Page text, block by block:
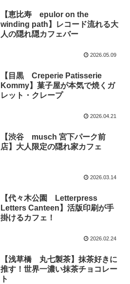
【恵比寿 epulor on the
winding path】レコード流れる大
人の隠れ隠カフェバー
2026.05.09
【目黒 Creperie Patisserie
Kommy】菓子屋が本気で焼くガ
レット・クレープ
2026.04.21
【渋谷 musch 宮下パーク前
店】大人限定の隠れ家カフェ
2026.03.14
【代々木公園 Letterpress
Letters Canteen】活版印刷が手
掛けるカフェ！
2026.02.24
【浅草橋 丸七製茶】抹茶好きに
推す！世界一濃い抹茶チョコレー
ト